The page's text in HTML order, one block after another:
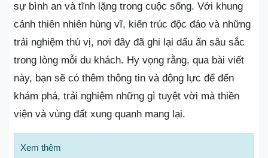
sự bình an và tĩnh lặng trong cuộc sống. Với khung
cảnh thiên nhiên hùng vĩ, kiến trúc độc đáo và những
trải nghiệm thú vị, nơi đây đã ghi lại dấu ấn sâu sắc
trong lòng mỗi du khách. Hy vọng rằng, qua bài viết
này, bạn sẽ có thêm thông tin và động lực để đến
khám phá, trải nghiệm những gì tuyệt vời mà thiền
viện và vùng đất xung quanh mang lại.
Xem thêm